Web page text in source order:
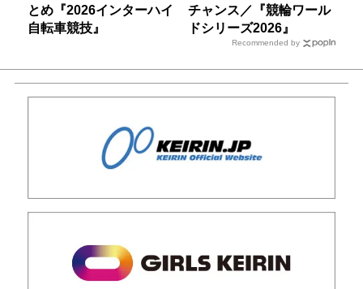
とめ『2026インターハイ
自転車競技』
チャンス／『競輪ワール
ドシリーズ2026』
Recommended by